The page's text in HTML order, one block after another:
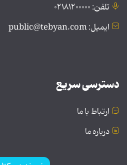
تلفن: ۰۲۱۸۱۲۰۰۰۰۰
ایمیل: public@tebyan.com
دسترسی سریع
ارتباط با ما
درباره ما